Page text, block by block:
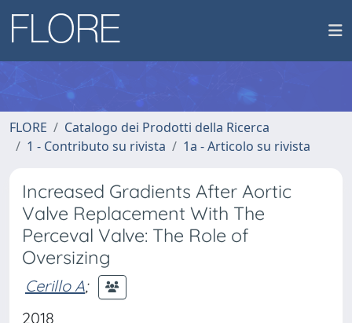
FLORE
Catalogo dei Prodotti della Ricerca
1 - Contributo su rivista
1a - Articolo su rivista
Increased Gradients After Aortic
Valve Replacement With The
Perceval Valve: The Role of
Oversizing
Cerillo A;
2018